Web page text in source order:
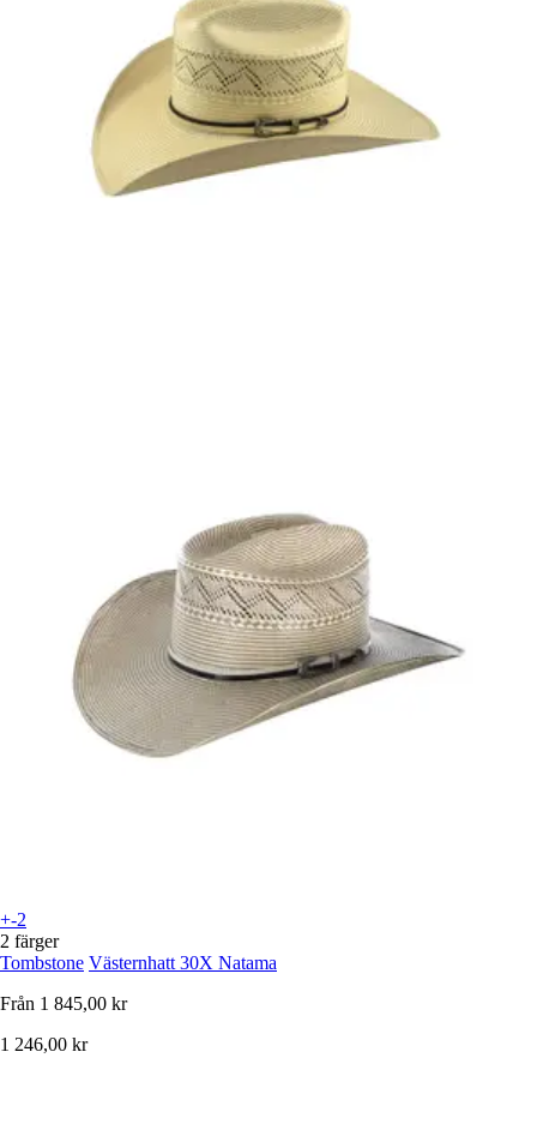
+-2
2 färger
Tombstone Västernhatt 30X Natama
Från 1 845,00 kr
1 246,00 kr